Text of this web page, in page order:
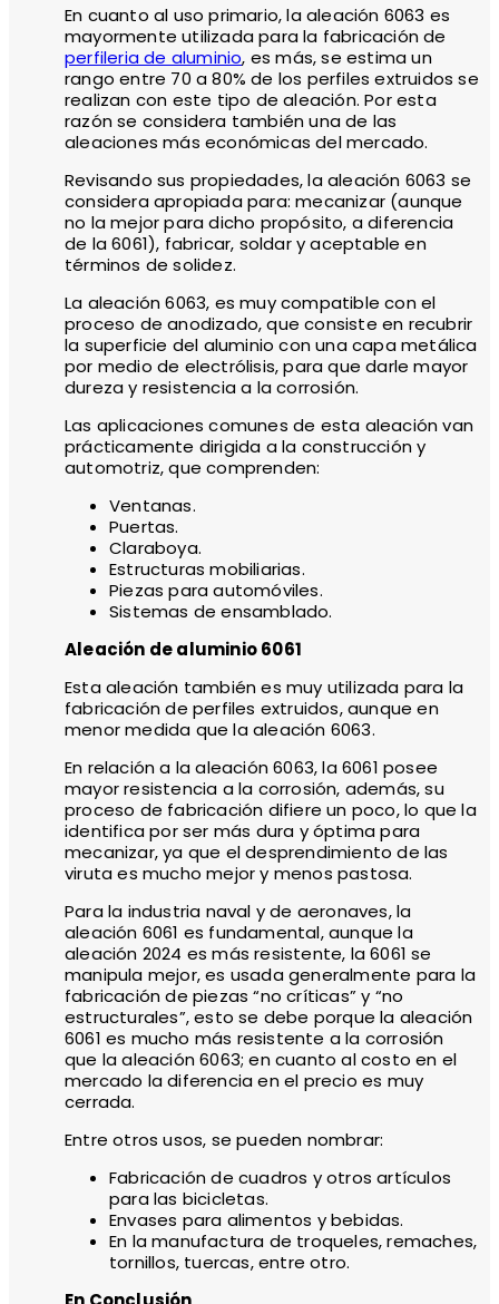
En cuanto al uso primario, la aleación 6063 es
mayormente utilizada para la fabricación de
perfileria de aluminio, es más, se estima un
rango entre 70 a 80% de los perfiles extruidos se
realizan con este tipo de aleación. Por esta
razón se considera también una de las
aleaciones más económicas del mercado.
Revisando sus propiedades, la aleación 6063 se
considera apropiada para: mecanizar (aunque
no la mejor para dicho propósito, a diferencia
de la 6061), fabricar, soldar y aceptable en
términos de solidez.
La aleación 6063, es muy compatible con el
proceso de anodizado, que consiste en recubrir
la superficie del aluminio con una capa metálica
por medio de electrólisis, para que darle mayor
dureza y resistencia a la corrosión.
Las aplicaciones comunes de esta aleación van
prácticamente dirigida a la construcción y
automotriz, que comprenden:
Ventanas.
Puertas.
Claraboya.
Estructuras mobiliarias.
Piezas para automóviles.
Sistemas de ensamblado.
Aleación de aluminio 6061
Esta aleación también es muy utilizada para la
fabricación de perfiles extruidos, aunque en
menor medida que la aleación 6063.
En relación a la aleación 6063, la 6061 posee
mayor resistencia a la corrosión, además, su
proceso de fabricación difiere un poco, lo que la
identifica por ser más dura y óptima para
mecanizar, ya que el desprendimiento de las
viruta es mucho mejor y menos pastosa.
Para la industria naval y de aeronaves, la
aleación 6061 es fundamental, aunque la
aleación 2024 es más resistente, la 6061 se
manipula mejor, es usada generalmente para la
fabricación de piezas “no críticas” y “no
estructurales”, esto se debe porque la aleación
6061 es mucho más resistente a la corrosión
que la aleación 6063; en cuanto al costo en el
mercado la diferencia en el precio es muy
cerrada.
Entre otros usos, se pueden nombrar:
Fabricación de cuadros y otros artículos
para las bicicletas.
Envases para alimentos y bebidas.
En la manufactura de troqueles, remaches,
tornillos, tuercas, entre otro.